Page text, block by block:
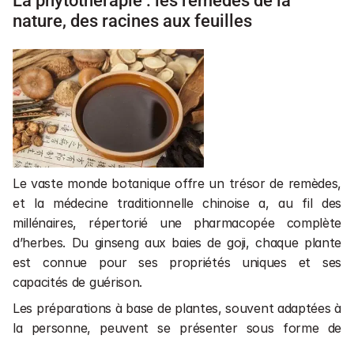
nature, des racines aux feuilles
Le vaste monde botanique offre un trésor de remèdes,
et la médecine traditionnelle chinoise a, au fil des
millénaires, répertorié une pharmacopée complète
d’herbes. Du ginseng aux baies de goji, chaque plante
est connue pour ses propriétés uniques et ses
capacités de guérison.
Les préparations à base de plantes, souvent adaptées à
la personne, peuvent se présenter sous forme de